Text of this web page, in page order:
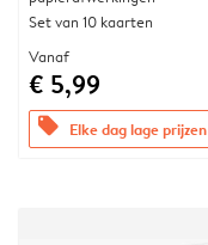
Set van 10 kaarten
Vanaf
€ 5,99
offers Elke dag lage prijzen